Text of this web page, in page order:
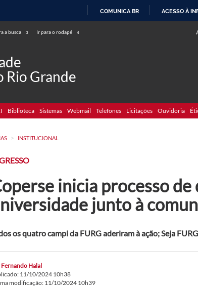
COMUNICA BR ACESSO À
a busca 3 Ir para o rodapé 4
Rio Grande
Biblioteca Sistemas Webmail Telefones Licitações Ouvidoria
> INSTITUCIONAL
inicia processo de
junto à
os quatro campi da FURG aderiram à ação; Seja
Fernando Halal
11/10/2024 10h38
modificação: 11/10/2024 10h39